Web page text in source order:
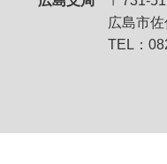
広島市
TEL：